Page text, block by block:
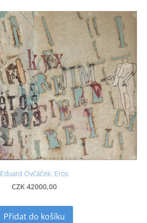
Eduard Ovčáček: Eros
CZK 42000,00
Přidat do košíku